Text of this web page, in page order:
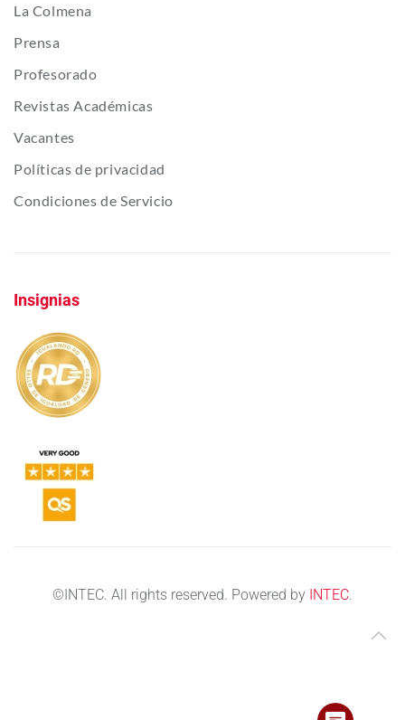
La Colmena
Prensa
Profesorado
Revistas Académicas
Vacantes
Políticas de privacidad
Condiciones de Servicio
Insignias
©INTEC. All rights reserved. Powered by INTEC.